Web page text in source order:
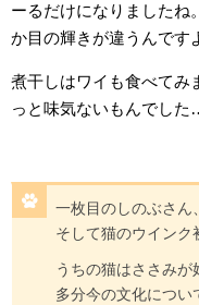
ーるだけになりましたね
か目の輝きが違うんです
煮干しはワイも食べてみ
っと味気ないもんでし
一枚目のしのぶさん
そして猫のウイン
うちの猫はささみが
多分今の文化につい